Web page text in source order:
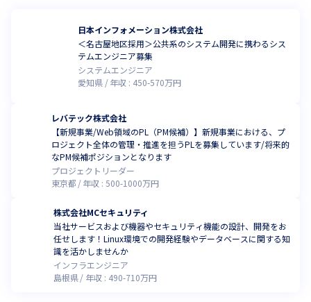
日本インフォメーション株式会社
＜名古屋地区採用＞公共系のシステム開発に携わるシス
テムエンジニア募集
システムエンジニア
愛知県
年収 : 450-570万円
レバテック株式会社
【新規事業/Web領域のPL（PM候補）】新規事業における、プ
ロジェクト全体の管理・推進を担うPLを募集しています/将来的
なPM候補ポジションとなります
プロジェクトリーダー
東京都
年収 :500-1000万円
株式会社MCセキュリティ
当社サービスおよび機器やセキュリティ機能の設計、開発をお
任せします！Linux環境での開発経験やデータベースに関する知
識を活かしませんか
インフラエンジニア
島根県
年収 : 490-710万円